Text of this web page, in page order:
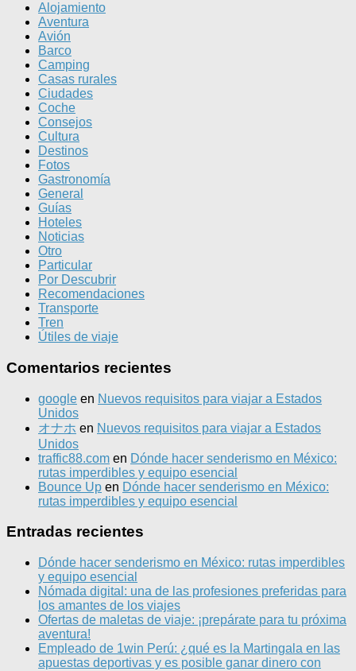
Alojamiento
Aventura
Avión
Barco
Camping
Casas rurales
Ciudades
Coche
Consejos
Cultura
Destinos
Fotos
Gastronomía
General
Guías
Hoteles
Noticias
Otro
Particular
Por Descubrir
Recomendaciones
Transporte
Tren
Útiles de viaje
Comentarios recientes
google en Nuevos requisitos para viajar a Estados
Unidos
オナホ en Nuevos requisitos para viajar a Estados
Unidos
traffic88.com en Dónde hacer senderismo en México:
rutas imperdibles y equipo esencial
Bounce Up en Dónde hacer senderismo en México:
rutas imperdibles y equipo esencial
Entradas recientes
Dónde hacer senderismo en México: rutas imperdibles
y equipo esencial
Nómada digital: una de las profesiones preferidas para
los amantes de los viajes
Ofertas de maletas de viaje: ¡prepárate para tu próxima
aventura!
Empleado de 1win Perú: ¿qué es la Martingala en las
apuestas deportivas y es posible ganar dinero con